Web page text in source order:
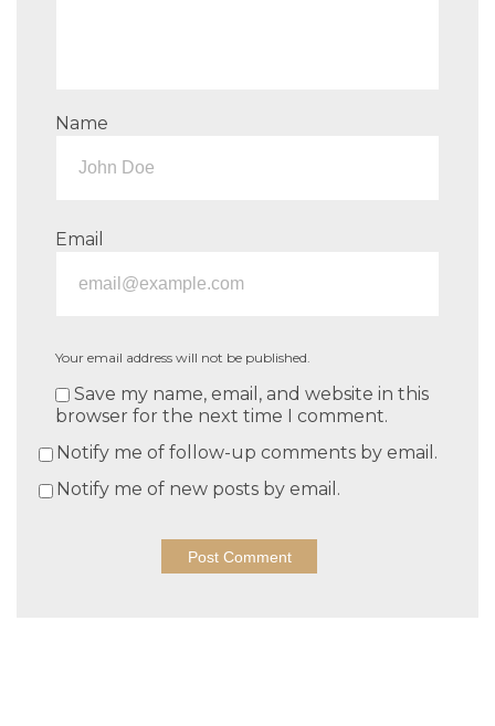
Name
Email
Your email address will not be published.
Save my name, email, and website in this
browser for the next time I comment.
Notify me of follow-up comments by email.
Notify me of new posts by email.